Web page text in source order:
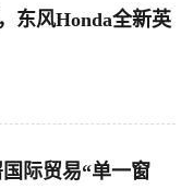
东风Honda全新英
际贸易“单一窗